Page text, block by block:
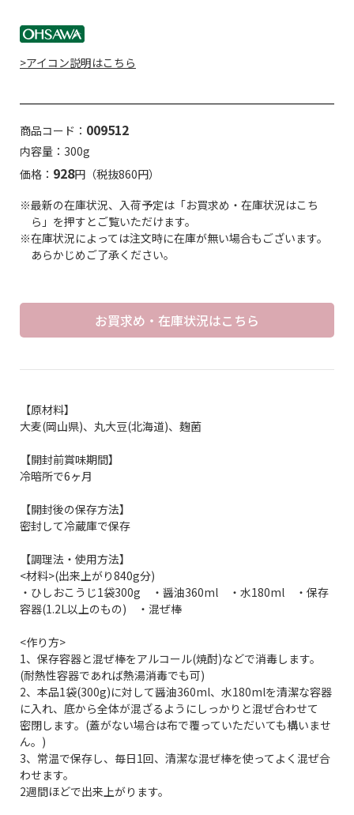
>アイコン説明はこちら
商品コード： 009512
内容量：300g
価格： 928円（税抜860円）
※最新の在庫状況、入荷予定は「お買求め・在庫状況はこち
ら」を押すとご覧いただけます。
※在庫状況によっては注文時に在庫が無い場合もございます。
あらかじめご了承ください。
お買求め・在庫状況はこちら
【原材料】
大麦(岡山県)、丸大豆(北海道)、麹菌
【開封前賞味期間】
冷暗所で6ヶ月
【開封後の保存方法】
密封して冷蔵庫で保存
【調理法・使用方法】
<材料>(出来上がり840g分)
・ひしおこうじ1袋300g ・醤油360ml ・水180ml ・保存
容器(1.2L以上のもの) ・混ぜ棒
<作り方>
1、保存容器と混ぜ棒をアルコール(焼酎)などで消毒します。
(耐熱性容器であれば熱湯消毒でも可)
2、本品1袋(300g)に対して醤油360ml、水180mlを清潔な容器
に入れ、底から全体が混ざるようにしっかりと混ぜ合わせて
密閉します。(蓋がない場合は布で覆っていただいても構いませ
ん。)
3、常温で保存し、毎日1回、清潔な混ぜ棒を使ってよく混ぜ合
わせます。
2週間ほどで出来上がります。